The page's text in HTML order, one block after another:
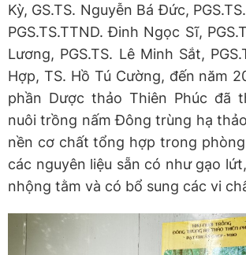
Kỳ, GS.TS. Nguyễn Bá Đức,
PGS.TS.TTND. Đinh Ngọc Sĩ,
Lương, PGS.TS. Lê Minh Sắt,
Hợp, TS. Hồ Tú Cường, đến năm
phần Dược thảo Thiên Phúc đã
nuôi trồng nấm Đông trùng hạ
nền cơ chất tổng hợp trong
các nguyên liệu sẵn có như gạo
nhộng tằm và có bổ sung các vi